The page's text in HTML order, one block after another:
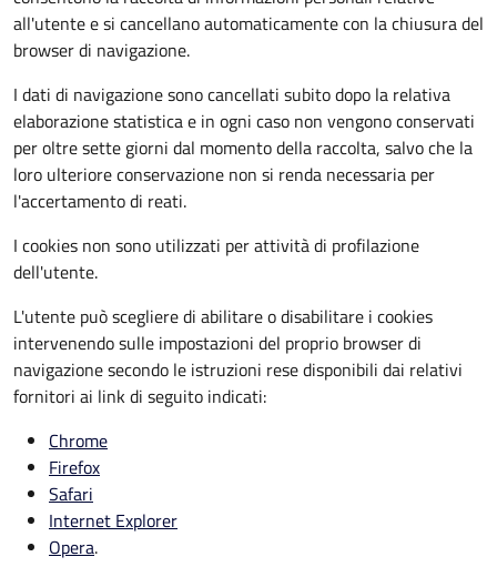
all'utente e si cancellano automaticamente con la chiusura del
browser di navigazione.
I dati di navigazione sono cancellati subito dopo la relativa
elaborazione statistica e in ogni caso non vengono conservati
per oltre sette giorni dal momento della raccolta, salvo che la
loro ulteriore conservazione non si renda necessaria per
l'accertamento di reati.
I cookies non sono utilizzati per attività di profilazione
dell'utente.
L'utente può scegliere di abilitare o disabilitare i cookies
intervenendo sulle impostazioni del proprio browser di
navigazione secondo le istruzioni rese disponibili dai relativi
fornitori ai link di seguito indicati:
Chrome
Firefox
Safari
Internet Explorer
Opera.